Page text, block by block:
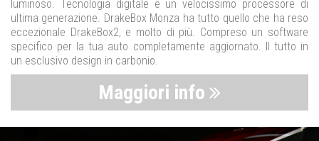
luminoso. Tecnologia digitale e un velocissimo processore di
ultima generazione. DrakeBox Monza ha tutto quello che ha reso
eccezionale DrakeBox2, e molto di più. Compreso un software
specifico per la tua auto completamente aggiornato. Il tutto in
un esclusivo design in carbonio.
Maggiori info